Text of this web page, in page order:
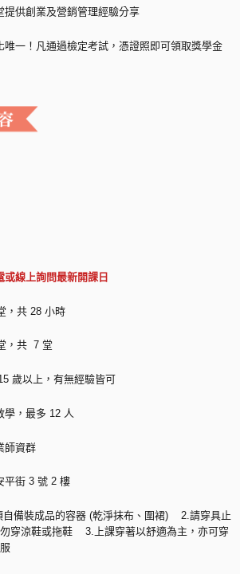
提供創業及營銷管理經驗分享
唯一！凡通過檢定考試，憑證照即可領取獎學金
或線上詢問最新開課日
，共 28 小時
，共 7 堂
歲以上，有無經驗皆可
學，最多 12 人
師資群
平街 3 號 2 樓
自備裝成品的容器 (乾淨抹布、圍裙) 2.請穿具止
穿涼鞋或拖鞋 3.上課穿著以舒適為主，亦可穿